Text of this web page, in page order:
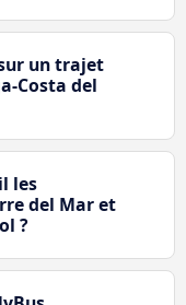
un trajet
Costa del
les
del Mar et
?